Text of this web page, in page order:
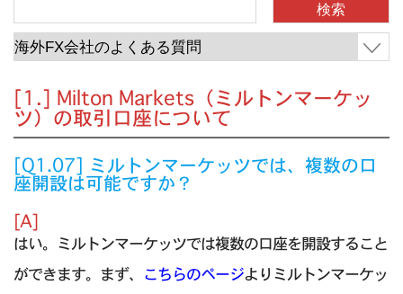
[1.] Milton Markets（ミルトンマーケッ
ツ）の取引口座について
[Q1.07] ミルトンマーケッツでは、複数の口
座開設は可能ですか？
[A]
はい。ミルトンマーケッツでは複数の口座を開設すること
ができます。まず、 こちらのページよりミルトンマーケッ